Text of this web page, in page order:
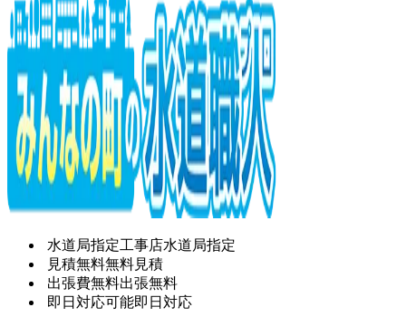
水道局指定工事店水道局指定
見積無料無料見積
出張費無料出張無料
即日対応可能即日対応